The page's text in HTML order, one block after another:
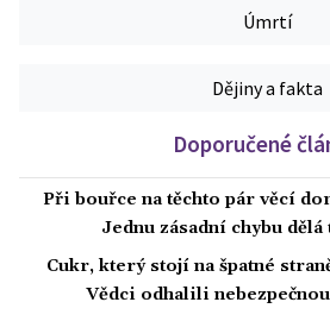
Úmrtí
Dějiny a fakta
Doporučené
Při bouřce na těchto pár věcí
Jednu zásadní chybu dělá
Cukr, který stojí na špatné
Vědci odhalili